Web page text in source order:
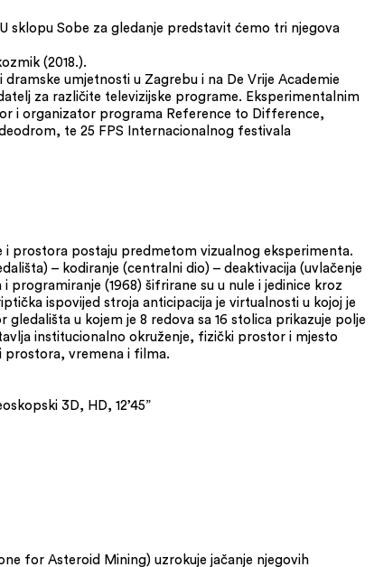
sklopu Sobe za gledanje predstavit ćemo tri njegova
(2018.).
umjetnosti u Zagrebu i na De Vrije Academie
za različite televizijske programe. Eksperimentalnim
i organizator programa Reference to Difference,
te 25 FPS Internacionalnog festivala
prostora postaju predmetom vizualnog eksperimenta.
– kodiranje (centralni dio) – deaktivacija (uvlačenje
programiranje (1968) šifrirane su u nule i jedinice kroz
ispovijed stroja anticipacija je virtualnosti u kojoj je
u kojem je 8 redova sa 16 stolica prikazuje polje
institucionalno okruženje, fizički prostor i mjesto
prostora, vremena i filma.
3D, HD, 12’45”
for Asteroid Mining) uzrokuje jačanje njegovih